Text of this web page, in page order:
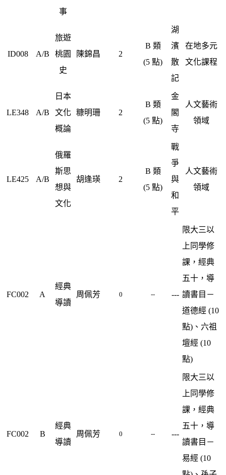
事
ID008 A/B
旅遊
桃園
史
陳錦昌 2
B 類
(5 點)
湖
濱
散
記
在地多元
文化課程
LE348 A/B
日本
文化
概論
糠明珊 2
B 類
(5 點)
金
閣
寺
人文藝術
領域
LE425 A/B
俄羅
斯思
想與
文化
胡逢瑛 2
B 類
(5 點)
戰
爭
與
和
平
人文藝術
領域
FC002 A
經典
導讀
周佩芳 0 -- ---
限大三以
上同學修
課，經典
五十，導
讀書目－
道德經 (10
點)、六祖
壇經 (10
點)
FC002 B
經典
導讀
周佩芳 0 -- ---
限大三以
上同學修
課，經典
五十，導
讀書目－
易經 (10